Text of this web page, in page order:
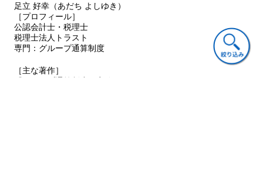
著者プロフィール 小寺 壽成
小寺国際税務会計事務所 税理士・JICA 専門家（国際課税）
慶應義塾大学法学部法律学科卒，中央大学大学院アカウンティン
グスクール卒（修士・国際会計），筑波大学大学院博士課程企業法
足立 好幸（あだち よしゆき）
［プロフィール］
公認会計士・税理士
税理士法人トラスト
専門：グループ通算制度
［主な著作］